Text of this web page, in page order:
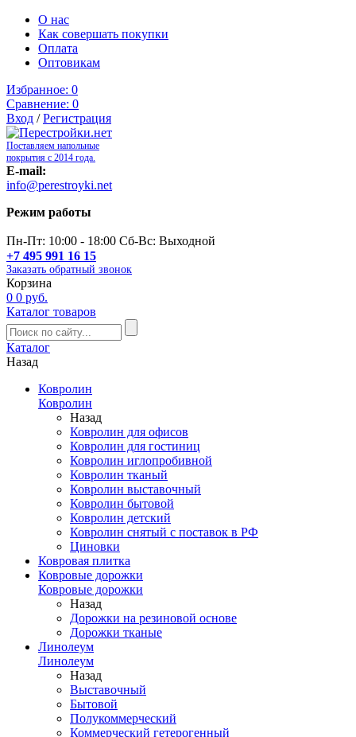
О нас
Как совершать покупки
Оплата
Оптовикам
Избранное: 0
Сравнение: 0
Вход /Регистрация
Поставляем напольные
покрытия с 2014 года.
E-mail:
info@perestroyki.net
Режим работы
Пн-Пт: 10:00 - 18:00 Сб-Вс: Выходной
+7 495 991 16 15
Заказать обратный звонок
Корзина
0 0 руб.
Каталог товаров
Каталог
Назад
Ковролин
Ковролин
Назад
Ковролин для офисов
Ковролин для гостиниц
Ковролин иглопробивной
Ковролин тканый
Ковролин выставочный
Ковролин бытовой
Ковролин детский
Ковролин снятый с поставок в РФ
Циновки
Ковровая плитка
Ковровые дорожки
Ковровые дорожки
Назад
Дорожки на резиновой основе
Дорожки тканые
Линолеум
Линолеум
Назад
Выставочный
Бытовой
Полукоммерческий
Коммерческий гетерогенный